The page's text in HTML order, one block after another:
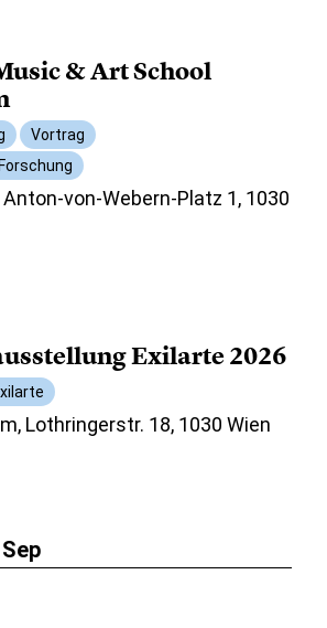
& Art School
Vortrag
von-Webern-Platz 1, 1030
Exilarte 2026
Lothringerstr. 18, 1030 Wien